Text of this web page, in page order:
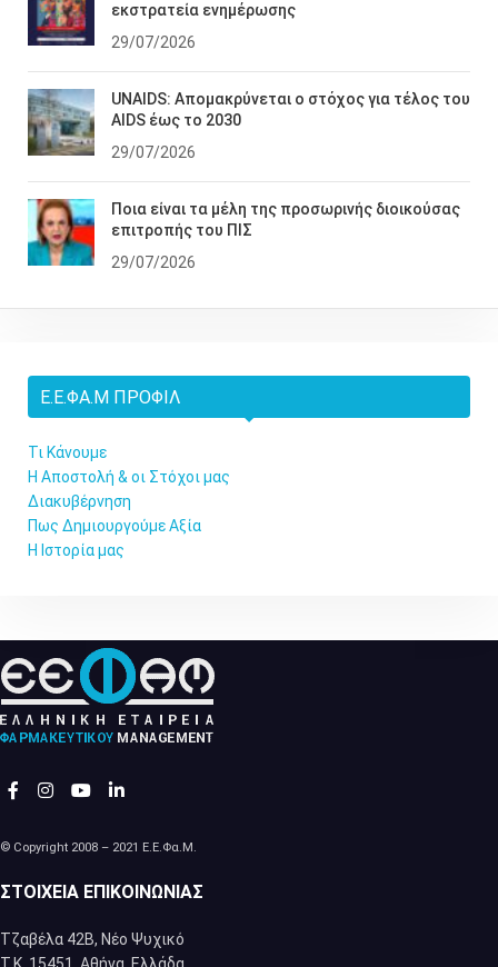
εκστρατεία ενημέρωσης
29/07/2026
UNAIDS: Απομακρύνεται ο στόχος για τέλος του
AIDS έως το 2030
29/07/2026
Ποια είναι τα μέλη της προσωρινής διοικούσας
επιτροπής του ΠΙΣ
29/07/2026
Ε.Ε.ΦΑ.Μ ΠΡΟΦΊΛ
Τι Κάνουμε
Η Αποστολή & οι Στόχοι μας
Διακυβέρνηση
Πως Δημιουργούμε Αξία
Η Ιστορία μας
© Copyright 2008 – 2021 Ε.Ε.Φα.Μ.
ΣΤΟΙΧΕΊΑ ΕΠΙΚΟΙΝΩΝΊΑΣ
Τζαβέλα 42Β, Νέο Ψυχικό
Τ.Κ. 15451, Αθήνα, Eλλάδα